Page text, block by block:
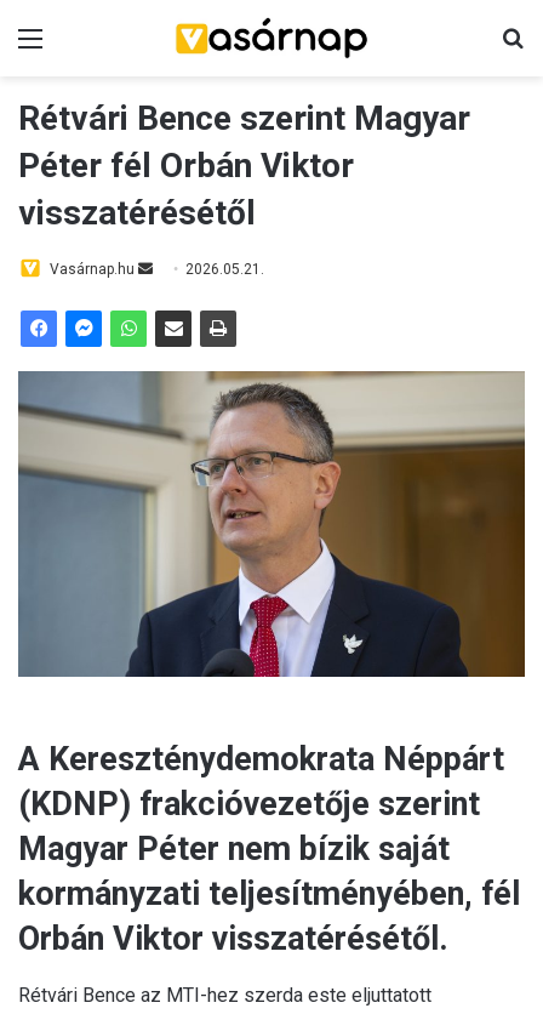
Rétvári Bence szerint Magyar
Péter fél Orbán Viktor
visszatérésétől
Vasárnap.hu
e
2026.05.21.
A Kereszténydemokrata Néppárt
(KDNP) frakcióvezetője szerint
Magyar Péter nem bízik saját
kormányzati teljesítményében, fél
Orbán Viktor visszatérésétől.
Rétvári Bence az MTI-hez szerda este eljuttatott